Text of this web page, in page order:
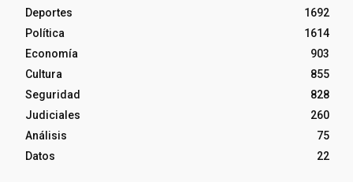
Deportes
1692
Política
1614
Economía
903
Cultura
855
Seguridad
828
Judiciales
260
Análisis
75
Datos
22